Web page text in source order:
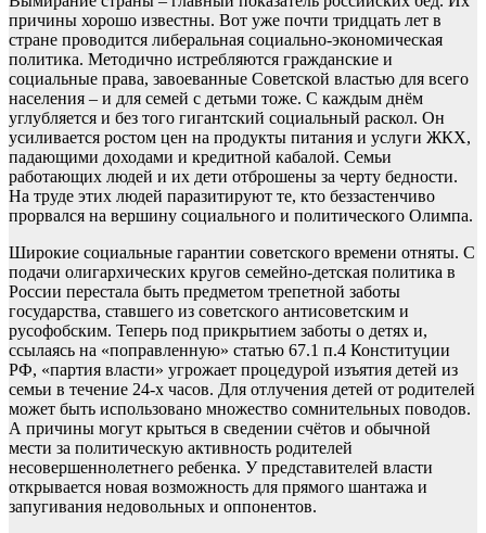
причины хорошо известны. Вот уже почти тридцать лет в
стране проводится либеральная социально-экономическая
политика. Методично истребляются гражданские и
социальные права, завоеванные Советской властью для всего
населения – и для семей с детьми тоже. С каждым днём
углубляется и без того гигантский социальный раскол. Он
усиливается ростом цен на продукты питания и услуги ЖКХ,
падающими доходами и кредитной кабалой. Семьи
работающих людей и их дети отброшены за черту бедности.
На труде этих людей паразитируют те, кто беззастенчиво
прорвался на вершину социального и политического Олимпа.
Широкие социальные гарантии советского времени отняты. С
подачи олигархических кругов семейно-детская политика в
России перестала быть предметом трепетной заботы
государства, ставшего из советского антисоветским и
русофобским. Теперь под прикрытием заботы о детях и,
ссылаясь на «поправленную» статью 67.1 п.4 Конституции
РФ, «партия власти» угрожает процедурой изъятия детей из
семьи в течение 24-х часов. Для отлучения детей от родителей
может быть использовано множество сомнительных поводов.
А причины могут крыться в сведении счётов и обычной
мести за политическую активность родителей
несовершеннолетнего ребенка. У представителей власти
открывается новая возможность для прямого шантажа и
запугивания недовольных и оппонентов.